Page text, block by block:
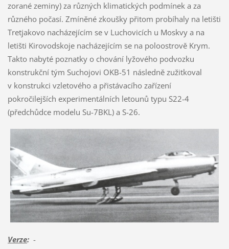
zorané zeminy) za různých klimatických podmínek a za
různého počasí. Zmíněné zkoušky přitom probíhaly na letišti
Tretjakovo nacházejícím se v Luchovicích u Moskvy a na
letišti Kirovodskoje nacházejícím se na poloostrově Krym.
Takto nabyté poznatky o chování lyžového podvozku
konstrukční tým Suchojovi OKB-51 následně zužitkoval
v konstrukci vzletového a přistávacího zařízení
pokročilejších experimentálních letounů typu S22-4
(předchůdce modelu Su-7BKL) a S-26.
Verze:-